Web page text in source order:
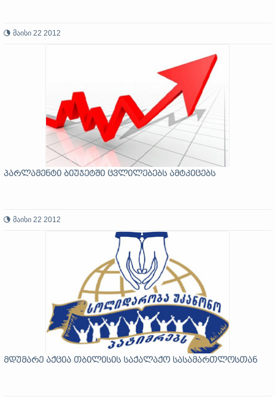
მაისი 22 2012
პარლამენტი ბიუჯეტში ცვლილებებს ამტკიცებს
მაისი 22 2012
მდუმარე აქცია თბილისის საქალაქო სასამართლოსთან